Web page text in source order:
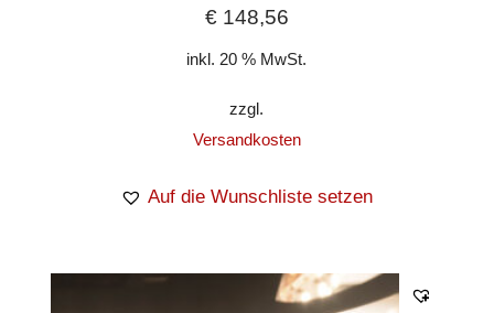
€148,56
inkl. 20 % MwSt.
zzgl.
Versandkosten
Auf die Wunschliste setzen